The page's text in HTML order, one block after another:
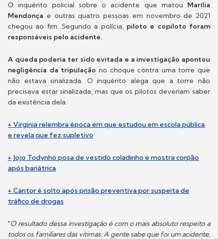
O inquérito policial sobre o acidente que matou Marília
Mendonça e outras quatro pessoas em novembro de 2021
chegou ao fim. Segundo a polícia, piloto e copiloto foram
responsáveis pelo acidente.
A queda poderia ter sido evitada e a investigação apontou
negligência da tripulação no choque contra uma torre que
não estava sinalizada. O inquérito alega que a torre não
precisava estar sinalizada, mas que os pilotos deveriam saber
da existência dela.
+ Virginia relembra época em que estudou em escola pública
e revela que fez supletivo
+ Jojo Todynho posa de vestido coladinho e mostra corpão
após bariátrica
+ Cantor é solto após prisão preventiva por suspeita de
tráfico de drogas
"O resultado dessa investigação é com o mais absoluto respeito a
todos os familiares das vítimas. A gente sabe que foi um acidente,